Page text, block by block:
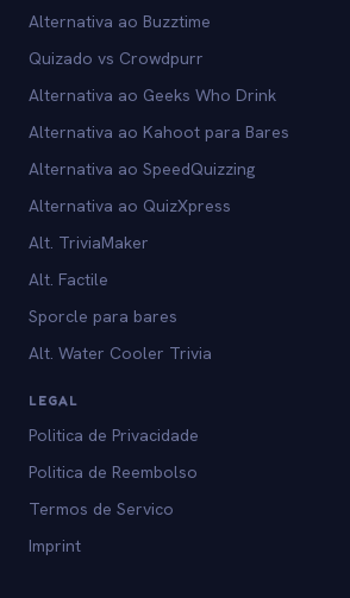
Alternativa ao Buzztime
Quizado vs Crowdpurr
Alternativa ao Geeks Who Drink
Alternativa ao Kahoot para Bares
Alternativa ao SpeedQuizzing
Alternativa ao QuizXpress
Alt. TriviaMaker
Alt. Factile
Sporcle para bares
Alt. Water Cooler Trivia
LEGAL
Politica de Privacidade
Politica de Reembolso
Termos de Servico
Imprint